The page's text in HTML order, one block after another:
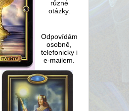
různé
otázky.
Odpovídám
osobně,
telefonicky i
e-mailem.